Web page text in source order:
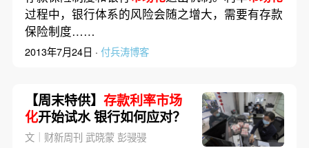
过程中，银行体系的风险会随之增大，需要有存款
保险制度……
2013年7月24日 · 付兵涛博客
【周末特供】 存款利率市场
化开始试水 银行如何应对？
文｜财新周刊 武晓蒙 彭骎骎